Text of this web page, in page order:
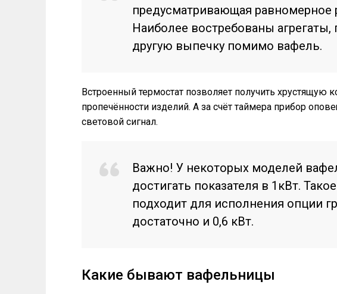
предусматривающая равномерное
Наиболее востребованы
другую выпечку помимо вафель.
Встроенный термостат позволяет получить хрустящую
пропечённости изделий. А за счёт таймера прибор
световой сигнал.
Важно! У некоторых моделей
достигать показателя в 1кВт.
подходит для исполнения опции
достаточно и 0,6 кВт.
Какие бывают вафельницы